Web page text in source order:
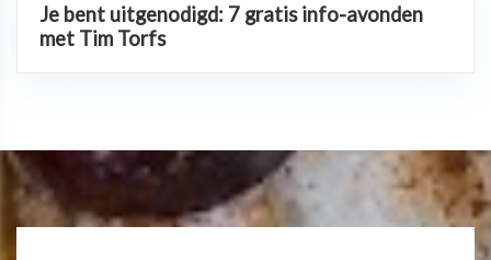
Je bent uitgenodigd: 7 gratis info-avonden
met Tim Torfs